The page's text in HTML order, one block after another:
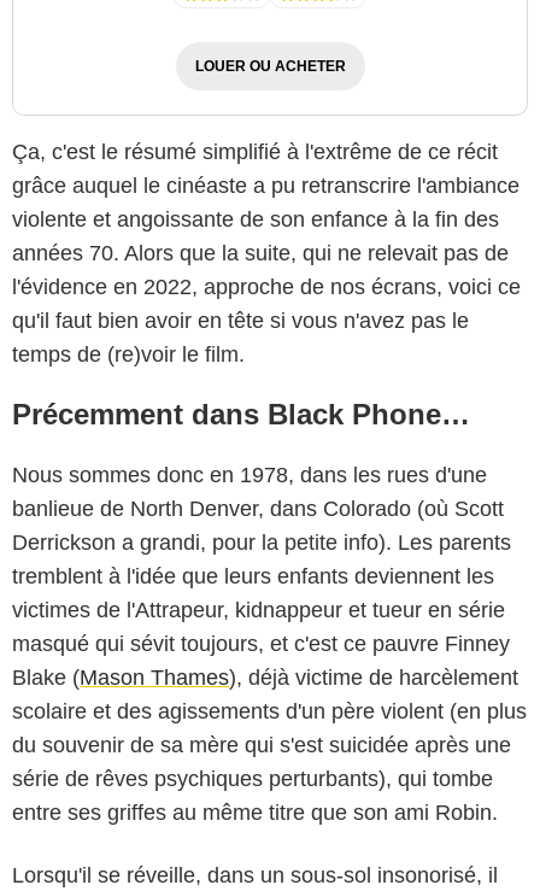
LOUER OU ACHETER
Ça, c'est le résumé simplifié à l'extrême de ce récit
grâce auquel le cinéaste a pu retranscrire l'ambiance
violente et angoissante de son enfance à la fin des
années 70. Alors que la suite, qui ne relevait pas de
l'évidence en 2022, approche de nos écrans, voici ce
qu'il faut bien avoir en tête si vous n'avez pas le
temps de (re)voir le film.
Précemment dans Black Phone…
Nous sommes donc en 1978, dans les rues d'une
banlieue de North Denver, dans Colorado (où Scott
Derrickson a grandi, pour la petite info). Les parents
tremblent à l'idée que leurs enfants deviennent les
victimes de l'Attrapeur, kidnappeur et tueur en série
masqué qui sévit toujours, et c'est ce pauvre Finney
Blake (Mason Thames), déjà victime de harcèlement
scolaire et des agissements d'un père violent (en plus
du souvenir de sa mère qui s'est suicidée après une
série de rêves psychiques perturbants), qui tombe
entre ses griffes au même titre que son ami Robin.
Lorsqu'il se réveille, dans un sous-sol insonorisé, il